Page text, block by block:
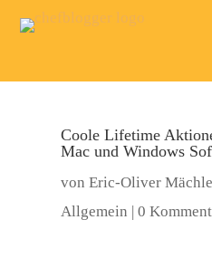
Coole Lifetime
Mac und Windows
vonEric-Oliver
Allgemein |0